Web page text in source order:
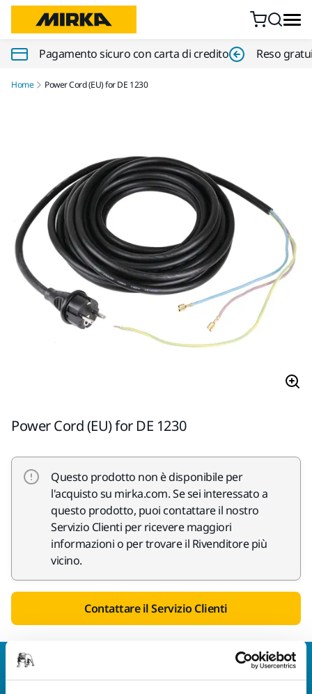
Pagamento sicuro con carta di credito Reso
Home Power Cord (EU) for DE 1230
Power Cord (EU) for DE 1230
Questo prodotto non è disponibile per
l'acquisto su mirka.com. Se sei interessato a
questo prodotto, puoi contattare il nostro
Servizio Clienti per ricevere maggiori
informazioni o per trovare il Rivenditore più
vicino.
Contattare il Servizio Clienti